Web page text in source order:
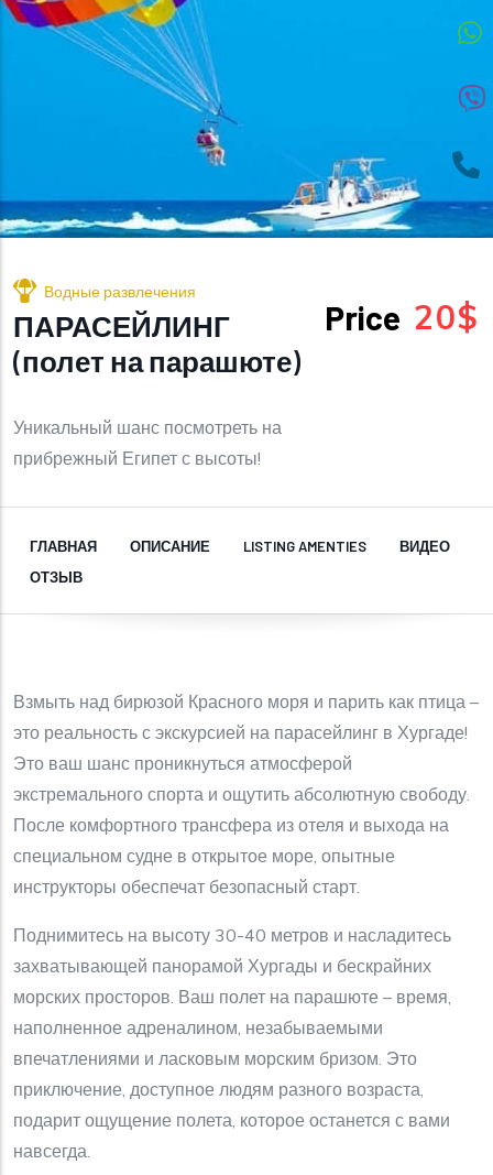
Водные развлечения
ПАРАСЕЙЛИНГ
(полет на парашюте)
Уникальный шанс посмотреть на
прибрежный Египет с высоты!
Price 20$
ГЛАВНАЯ ОПИСАНИЕ LISTING AMENTIES
ВИДЕО
ОТЗЫВ
Взмыть над бирюзой Красного моря и парить как птица –
это реальность с экскурсией на парасейлинг в Хургаде!
Это ваш шанс проникнуться атмосферой
экстремального спорта и ощутить абсолютную свободу.
После комфортного трансфера из отеля и выхода на
специальном судне в открытое море, опытные
инструкторы обеспечат безопасный старт.
Поднимитесь на высоту 30-40 метров и насладитесь
захватывающей панорамой Хургады и бескрайних
морских просторов. Ваш полет на парашюте – время,
наполненное адреналином, незабываемыми
впечатлениями и ласковым морским бризом. Это
приключение, доступное людям разного возраста,
подарит ощущение полета, которое останется с вами
навсегда.